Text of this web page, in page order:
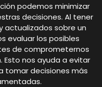
podemos minimizar
decisiones. Al tener
actualizados sobre un
evaluar los posibles
de comprometernos
nos ayuda a evitar
tomar decisiones más